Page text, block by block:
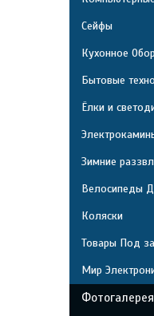
Сейфы
Кухонное
Бытовые
Ёлки и
Зимние
Велосипеды
Коляски
Товары Под
Мир
Фотогалерея